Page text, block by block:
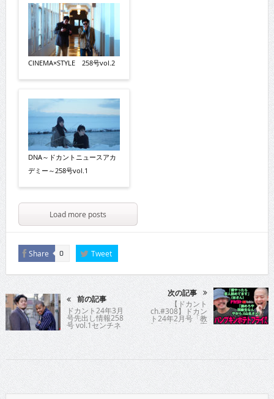
CINEMA×STYLE 258号vol.2
DNA～ドカントニュースアカ
デミー～258号vol.1
Load more posts
Share 0 Tweet
前の記事
ドカント24年3月
号先出し情報258
号 vol.1センチネ
ル
次の記事
【ドカント
ch.#308】ドカン
ト24年2月号「教
えてパイセン！直
撃インタビュー!!」
パンプキンポテト
フライさんの動画
第3弾！【パンプキ
ンポテトフライさ
ん3/4】